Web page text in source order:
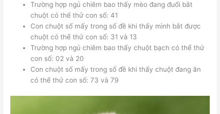
Trường hợp ngủ chiêm bao thấy mèo đang đuổi bắt
chuột có thể thử con số: 41
Con chuột số mấy trong số đề khi thấy mình bắt được
chuột có thể thử con số: 31 và 13
Trường hợp ngủ chiêm bao thấy chuột bạch có thể thử
con số: 02 và 20
Con chuột số mấy trong số đề khi thấy chuột đang ăn
có thể thử con số: 73 và 79